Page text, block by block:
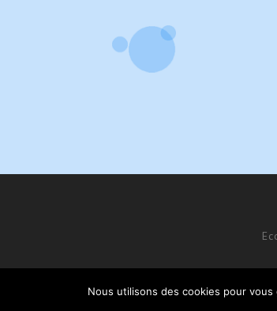
Nous utilisons des cookies pour